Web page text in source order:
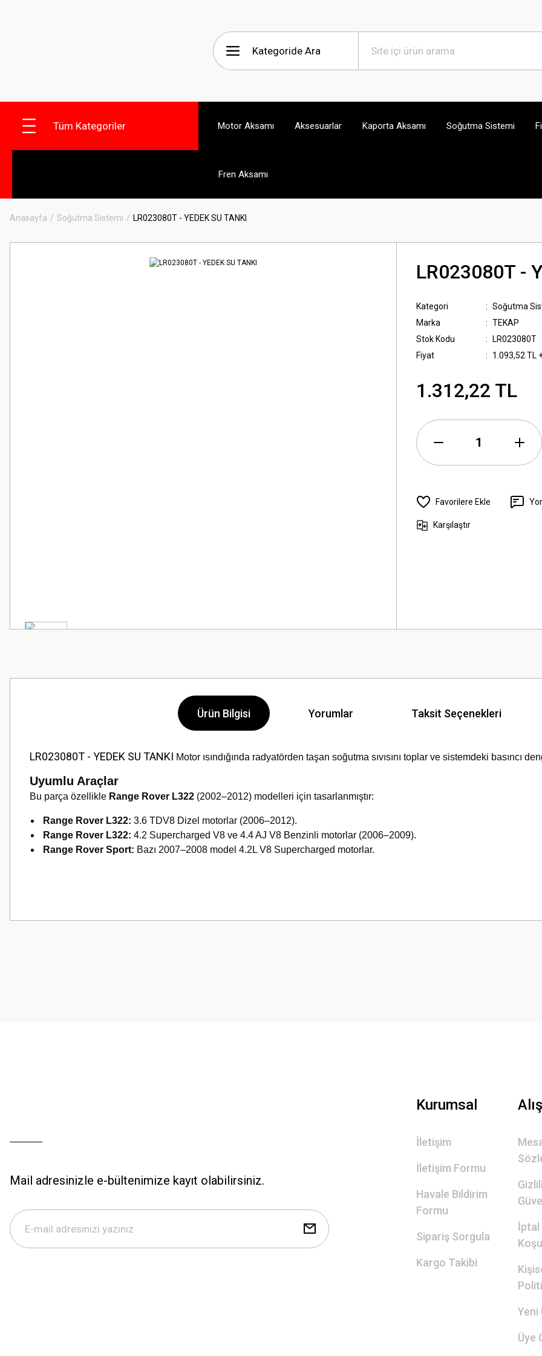
Tüm Kategoriler Motor Aksamı Aksesuarlar Kaporta Aksamı Soğutma Sistemi
Fren Aksamı
Anasayfa Soğutma Sistemi LR023080T - YEDEK SU TANKI
LR023080T -
Kategori
Soğutma
Marka
TEKAP
Stok Kodu
LR023080T
Fiyat
1.093,52 TL
1.312,22 TL
Karşılaştır
Ürün Bilgisi Yorumlar Taksit Seçenekleri
LR023080T - YEDEK SU TANKI Motor ısındığında radyatörden taşan soğutma sıvısını toplar ve sistemdeki basıncı
Uyumlu Araçlar
Bu parça özellikle Range Rover L322 (2002–2012) modelleri için tasarlanmıştır:
Range Rover L322: 3.6 TDV8 Dizel motorlar (2006–2012).
Range Rover L322: 4.2 Supercharged V8 ve 4.4 AJ V8 Benzinli motorlar (2006–2009).
Range Rover Sport: Bazı 2007–2008 model 4.2L V8 Supercharged motorlar.
Görüş ve önerileriniz için teşekkür ederiz.
Mail adresinizle e-bültenimize kayıt olabilirsiniz.
Kurumsal
İletişim
İletişim Formu
Havale Bildirim
Formu
Sipariş Sorgula
Kargo Takibi
İptal
Yeni
Üye